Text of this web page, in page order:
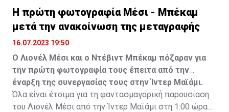
Η πρώτη φωτογραφία Μέσι - Μπέκαμ
μετά την ανακοίνωση της μεταγραφής
16.07.2023 19:50
Ο Λιονέλ Μέσι και ο Ντέβιντ Μπέκαμ πόζαραν για
την πρώτη φωτογραφία τους έπειτα από την
έναρξη της συνεργασίας τους στην Ίντερ Μαϊάμι.
Όλα είναι έτοιμα για τη φαντασμαγορική παρουσίαση
του Λιονέλ Μέσι από την Ίντερ Μαϊάμι στη 1:00 ώρα